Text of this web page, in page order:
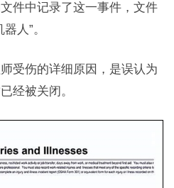
件中记录了这一事件，文件
人”。
受伤的详细原因，是误认为
经被关闭。